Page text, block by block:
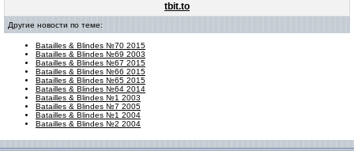
tbit.to
Другие новости по теме:
Batailles & Blindes №70 2015
Batailles & Blindes №69 2003
Batailles & Blindes №67 2015
Batailles & Blindes №66 2015
Batailles & Blindes №65 2015
Batailles & Blindes №64 2014
Batailles & Blindes №1 2003
Batailles & Blindes №7 2005
Batailles & Blindes №1 2004
Batailles & Blindes №2 2004